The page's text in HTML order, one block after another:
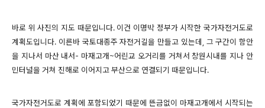
바로 위 사진의 지도 때문입니다. 이건 이명박 정부가 시작한 국가자전거도로
계획도입니다. 이른바 국토대종주 자전거길을 만들고 있는데, 그 구간이 함안
을 지나서 마산 내서- 마재고개~어린교 오거리를 거쳐서 창원시내를 지나 안
민터널을 거쳐 진해로 이어지고 부산으로 연결되기 때문입니다.
국가자전거도로 계획에 포함되었기 때문에 뜬금없이 마재고개에서 시작되는